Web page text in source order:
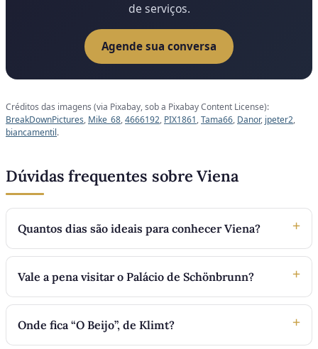
de serviços.
Agende sua conversa
Créditos das imagens (via Pixabay, sob a Pixabay Content License):
BreakDownPictures, Mike_68,4666192, PIX1861,Tama66, Danor, jpeter2,
biancamentil.
Dúvidas frequentes sobre Viena
Quantos dias são ideais para conhecer Viena?
Vale a pena visitar o Palácio de Schönbrunn?
Onde fica “O Beijo”, de Klimt?